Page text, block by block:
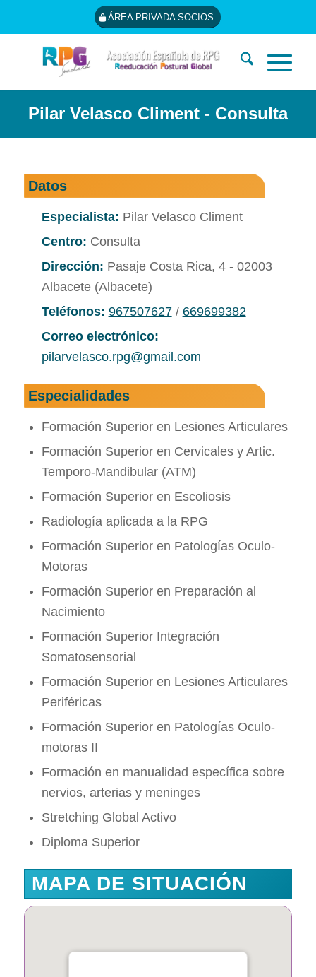
ÁREA PRIVADA SOCIOS
Pilar Velasco Climent - Consulta
Datos
Especialista: Pilar Velasco Climent
Centro: Consulta
Dirección: Pasaje Costa Rica, 4 - 02003
Albacete (Albacete)
Teléfonos: 967507627/ 669699382
Correo electrónico:
pilarvelasco.rpg@gmail.com
Especialidades
Formación Superior en Lesiones Articulares
Formación Superior en Cervicales y Artic.
Temporo-Mandibular (ATM)
Formación Superior en Escoliosis
Radiología aplicada a la RPG
Formación Superior en Patologí­as Oculo-
Motoras
Formación Superior en Preparación al
Nacimiento
Formación Superior Integración
Somatosensorial
Formación Superior en Lesiones Articulares
Periféricas
Formación Superior en Patologías Oculo-
motoras II
Formación en manualidad específica sobre
nervios, arterias y meninges
Stretching Global Activo
Diploma Superior
MAPA DE SITUACIÓN